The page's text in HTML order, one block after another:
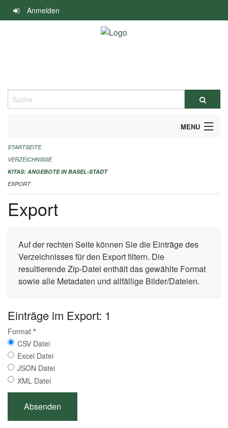
Navigation
überspringen
Anmelden
Suche
MENU
ALLGEMEINE INFORMATIONEN
IMPRESSUM
STARTSEITE
VERZEICHNISSE
KITAS: ANGEBOTE IN BASEL-STADT
EXPORT
Export
Auf der rechten Seite können Sie die Einträge des
Verzeichnisses für den Export filtern. Die
resultierende Zip-Datei enthält das gewählte Format
sowie alle Metadaten und allfällige Bilder/Dateien.
Einträge im Export: 1
Format *
CSV Datei
Excel Datei
JSON Datei
XML Datei